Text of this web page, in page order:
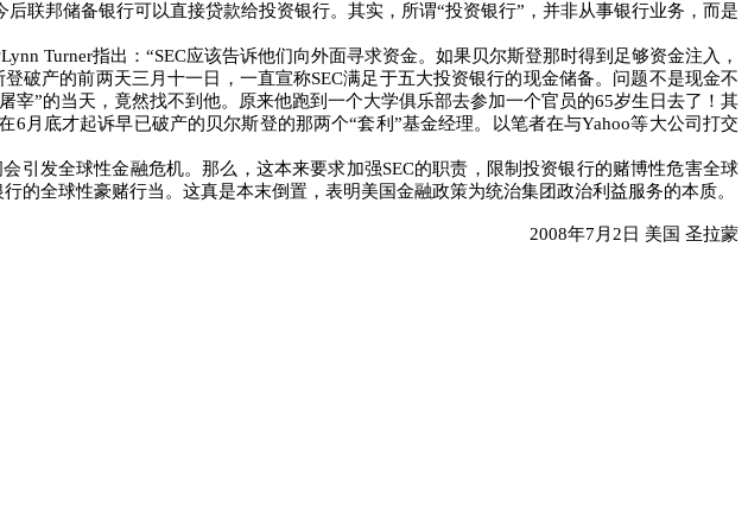
后联邦储备银行可以直接贷款给投资银行。其实，所谓“投资银行”，并非从事银行业务，而是
Lynn Turner指出：“SEC应该告诉他们向外面寻求资金。如果贝尔斯登那时得到足够资金注入，
破产的前两天三月十一日，一直宣称SEC满足于五大投资银行的现金储备。问题不是现金不
宰”的当天，竟然找不到他。原来他跑到一个大学俱乐部去参加一个官员的65岁生日去了！其
6 月底才起诉早已破产的贝尔斯登的那两个“套利 ”基金经理。以笔者在与Yahoo等大公司打交
引发全球性金融危机。那么，这本来要求加强SEC的职责，限制投资银行的赌博性危害全球
的全球性豪赌行当。这真是本末倒置，表明美国金融政策为统治集团政治利益服务的本质。
2008年7 月 2 日 美国 圣拉蒙